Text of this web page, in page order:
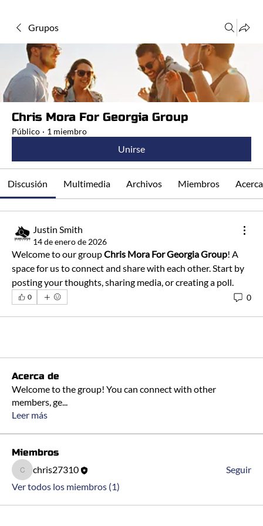
Grupos
Chris Mora For Georgia Group
Público · 1 miembro
Unirse
Discusión Multimedia Archivos Miembros
Justin Smith
14 de enero de 2026
Welcome to our group Chris Mora For Georgia Group! A
space for us to connect and share with each other. Start by
posting your thoughts, sharing media, or creating a poll.
0 0
Acerca de
Welcome to the group! You can connect with other
members, ge...
Leer más
Miembros
chris27310
chris27310
Seguir
Ver todos los miembros (1)